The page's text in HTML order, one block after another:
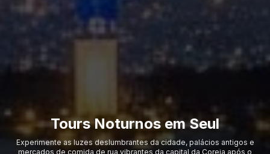
Tours Noturnos em Seul
Experimente as luzes deslumbrantes da cidade, palácios antigos e
mercados de comida de rua vibrantes da capital da Coreia após o